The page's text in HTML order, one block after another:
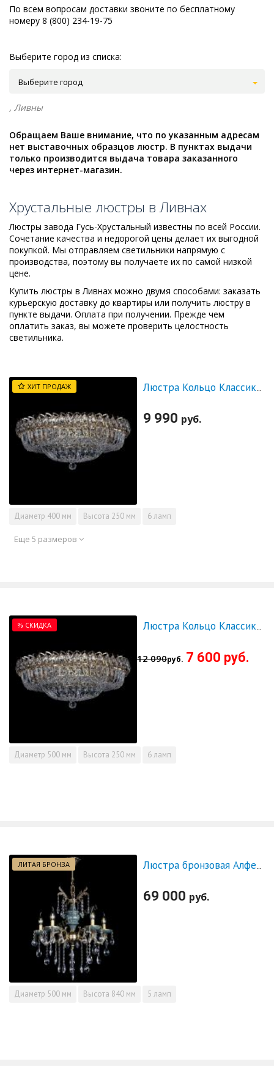
По всем вопросам доставки звоните по бесплатному
номеру 8 (800) 234-19-75
Выберите город из списка:
Выберите город
, Ливны
Обращаем Ваше внимание, что по указанным адресам
нет выставочных образцов люстр. В пунктах выдачи
только производится выдача товара заказанного
через интернет-магазин.
Хрустальные люстры в Ливнах
Люстры завода Гусь-Хрустальный известны по всей России.
Сочетание качества и недорогой цены делает их выгодной
покупкой. Мы отправляем светильники напрямую с
производства, поэтому вы получаете их по самой низкой
цене.
Купить люстры в Ливнах можно двумя способами: заказать
курьерскую доставку до квартиры или получить люстру в
пункте выдачи. Оплата при получении. Прежде чем
оплатить заказ, вы можете проверить целостность
светильника.
ХИТ ПРОДАЖ Люстра Кольцо Классика Пластинка
9 990 руб.
Диаметр 400 мм Высота 250 мм 6 ламп
Еще 5 размеров
% СКИДКА Люстра Кольцо Классика Пластинка 500 мм - СКИДКА!!!
12 090руб. 7 600 руб.
Диаметр 500 мм Высота 250 мм 6 ламп
ЛИТАЯ БРОНЗА
69 000 руб.
Диаметр 500 мм Высота 840 мм 5 ламп